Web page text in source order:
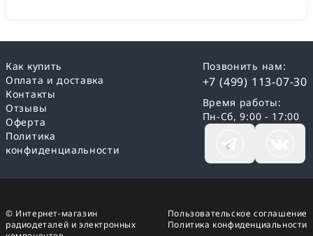
Как купить
Оплата и доставка
Контакты
Отзывы
Оферта
Политика
конфиденциальности
Позвонить нам:
+7 (499) 113-07-30
Время работы:
Пн-Сб, 9:00 - 17:00
© Интернет-магазин
радиодеталей и электронных
Пользовательское соглашение
Политика конфиденциальности